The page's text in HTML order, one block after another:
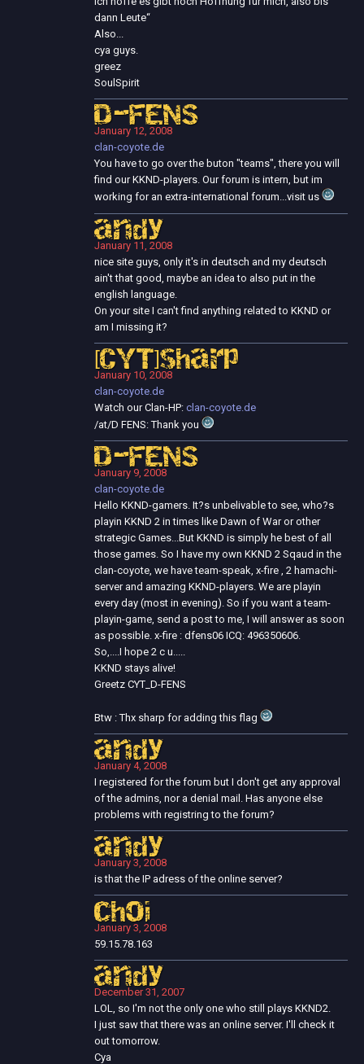
dann Leute“
Also...
cya guys.
greez
SoulSpirit
D-FENS
January 12, 2008
clan-coyote.de
You have to go over the buton "teams", there you will
find our KKND-players. Our forum is intern, but im
working for an extra-international forum...visit us
andy
January 11, 2008
nice site guys, only it's in deutsch and my deutsch
ain't that good, maybe an idea to also put in the
english language.
On your site I can't find anything related to KKND or
am I missing it?
[CYT]sharp
January 10, 2008
clan-coyote.de
Watch our Clan-HP: clan-coyote.de
/at/D FENS: Thank you
D-FENS
January 9, 2008
clan-coyote.de
Hello KKND-gamers. It?s unbelivable to see, who?s
playin KKND 2 in times like Dawn of War or other
strategic Games...But KKND is simply he best of all
those games. So I have my own KKND 2 Sqaud in the
clan-coyote, we have team-speak, x-fire , 2 hamachi-
server and amazing KKND-players. We are playin
every day (most in evening). So if you want a team-
playin-game, send a post to me, I will answer as soon
as possible. x-fire : dfens06 ICQ: 496350606.
So,....I hope 2 c u.....
KKND stays alive!
Greetz CYT_D-FENS
Btw : Thx sharp for adding this flag
andy
January 4, 2008
I registered for the forum but I don't get any approval
of the admins, nor a denial mail. Has anyone else
problems with registring to the forum?
andy
January 3, 2008
is that the IP adress of the online server?
choi
January 3, 2008
59.15.78.163
andy
December 31, 2007
LOL, so I'm not the only one who still plays KKND2.
I just saw that there was an online server. I'll check it
out tomorrow.
Cya